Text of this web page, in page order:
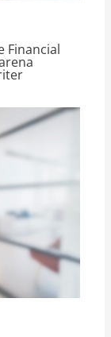
Financial